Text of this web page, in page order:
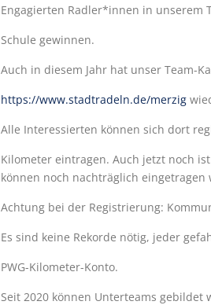
Engagierten Radler*innen in unserem
Schule gewinnen.
Auch in diesem Jahr hat unser Team-
https://www.stadtradeln.de/merzig
Alle Interessierten können sich dort
Kilometer eintragen. Auch jetzt noch
können noch nachträglich
Achtung bei der Registrierung:
Es sind keine Rekorde nötig, jeder
PWG-Kilometer-Konto.
Seit 2020 können Unterteams